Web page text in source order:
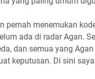
pernah menemukan
ada di radar Agan.
dan semua yang
keputusan. Di sini